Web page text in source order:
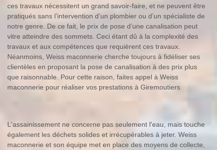
ces travaux nécessitent un grand savoir-faire, et ne peuvent être
pratiqués sans l’intervention d’un plombier ou d’un spécialiste de
notre genre. De ce fait, le prix de pose d’une canalisation peut
vitre atteindre des sommets. Ceci étant dû à la complexité des
travaux et aux compétences que requièrent ces travaux.
Néanmoins, Weiss maconnerie cherche toujours à fidéliser ses
clientèles en proposant la pose de canalisation à des prix plus
que raisonnable. Pour cette raison, faites appel à Weiss
maconnerie pour réaliser vos prestations à Giremoutiers
L'assainissement ne concerne pas seulement l'eau, mais touche
également les déchets solides et irrécupérables à jeter. Weiss
maconnerie et son équipe met en place des moyens de collecte,